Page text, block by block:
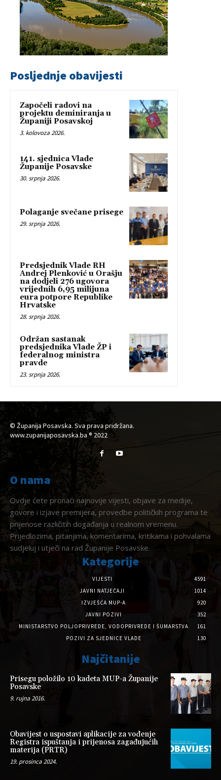
Posljednje obavijesti
Započeli radovi na
projektu deminiranja u
Županiji Posavskoj
3. kolovoza 2026.
141. sjednica Vlade
Županije Posavske
30. srpnja 2026.
Polaganje svečane prisege
29. srpnja 2026.
Predsjednik Vlade RH
Andrej Plenković u Orašju
na dodjeli 276 ugovora
vrijednih 6,95 milijuna
eura potpore Republike
Hrvatske
28. srpnja 2026.
Održan sastanak
predsjednika Vlade ŽP i
federalnog ministra
pravde
23. srpnja 2026.
© Županija Posavska. Sva prava pridržana.
www.zupanijaposavska.ba ® 2022
O nama
Ovdje ćete pronaći najnovije vijesti, objave za medije,
govore i izjave premijera, provedbe političkih programa te
prijenose različitih događanja u realnom vremenu.
Prijedlozima, pitanjima, komentarima, kritikama i pohvalama
sudjeluj i utječi na rad Županije Posavske.
Kategorije
VIJESTI
4591
JAVNI NATJEČAJI
1014
IZVJEŠĆA MUP-A
920
JAVNI POZIVI
352
MINISTARSTVO POLJOPRIVREDE, VODOPRIVREDE I ŠUMARSTVA
161
POZIVI ZA SJEDNICE VLADE
130
Najčitanije
Prisegu položilo 10 kadeta MUP-a Županije
Posavske
9. rujna 2016.
Obavijest o uspostavi aplikacije za vođenje
Registra ispuštanja i prijenosa zagađujućih
materija (PRTR)
19. prosinca 2024.